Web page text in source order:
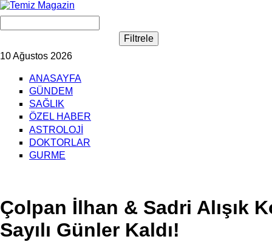
10 Ağustos 2026
ANASAYFA
GÜNDEM
SAĞLIK
ÖZEL HABER
ASTROLOJİ
DOKTORLAR
GURME
Çolpan İlhan & Sadri Alışık
Sayılı Günler Kaldı!